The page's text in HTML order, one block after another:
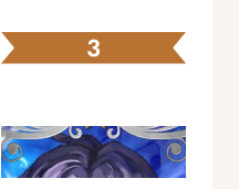
3